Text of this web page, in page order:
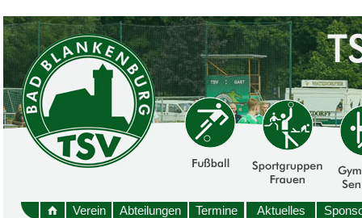
Verein Abteilungen Termine Aktuelles